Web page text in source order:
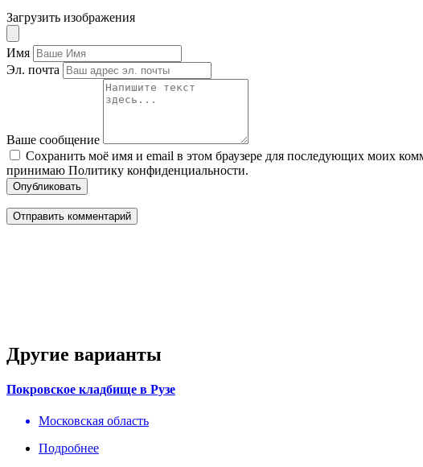
Загрузить изображения
Имя
Эл. почта
Ваше сообщение
Сохранить моё имя и email в этом браузере для последующих моих
принимаю Политику конфиденциальности.
Опубликовать
Другие варианты
Покровское кладбище в Рузе
Московская область
Подробнее